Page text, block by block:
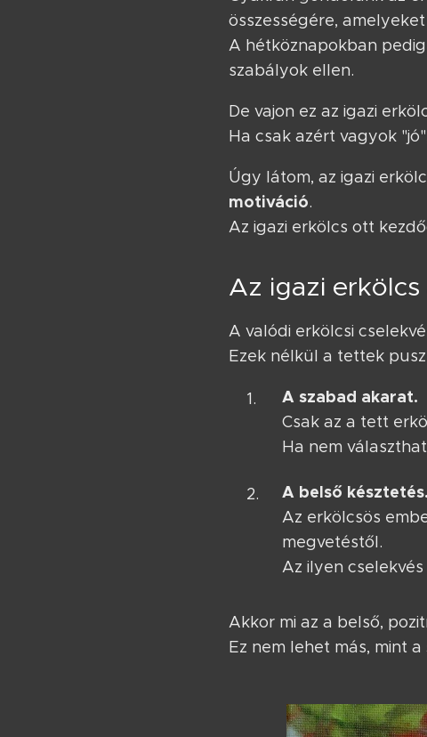
összességére,
A hétköznapokban
szabályok ellen.
De vajon ez az igazi
Ha csak azért vagyok
Úgy látom, az igazi
motiváció.
Az igazi erkölcs ott
Az igazi erkölcs
A valódi erkölcsi
Ezek nélkül a tettek
A szabad akarat.
Csak az a tett
Ha nem
A belső késztetés.
Az erkölcsös
megvetéstől.
Az ilyen
Akkor mi az a belső,
Ez nem lehet más, mint a